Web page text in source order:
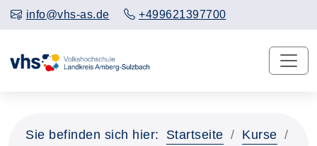
info@vhs-as.de +499621397700
Sie befinden sich hier: Startseite
Kurse